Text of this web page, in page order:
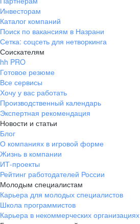
Инвесторам
Каталог компаний
Поиск по вакансиям в Назрани
Сетка: соцсеть для нетворкинга
Соискателям
hh PRO
Готовое резюме
Все сервисы
Хочу у вас работать
Производственный календарь
Экспертная рекомендация
Новости и статьи
Блог
О компаниях в игровой форме
Жизнь в компании
ИТ-проекты
Рейтинг работодателей России
Молодым специалистам
Карьера для молодых специалистов
Школа программистов
Карьера в некоммерческих организациях